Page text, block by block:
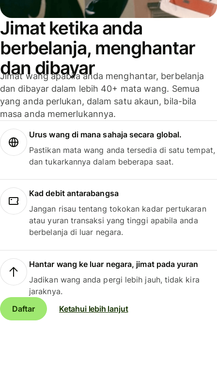
Jimat ketika anda
berbelanja, menghantar
dan dibayar
Jimat wang apabila anda menghantar, berbelanja
dan dibayar dalam lebih 40+ mata wang. Semua
yang anda perlukan, dalam satu akaun, bila-bila
masa anda memerlukannya.
Urus wang di mana sahaja secara global.
Pastikan mata wang anda tersedia di satu tempat,
dan tukarkannya dalam beberapa saat.
Kad debit antarabangsa
Jangan risau tentang tokokan kadar pertukaran
atau yuran transaksi yang tinggi apabila anda
berbelanja di luar negara.
Hantar wang ke luar negara, jimat pada yuran
Jadikan wang anda pergi lebih jauh, tidak kira
jaraknya.
Daftar
Ketahui lebih lanjut